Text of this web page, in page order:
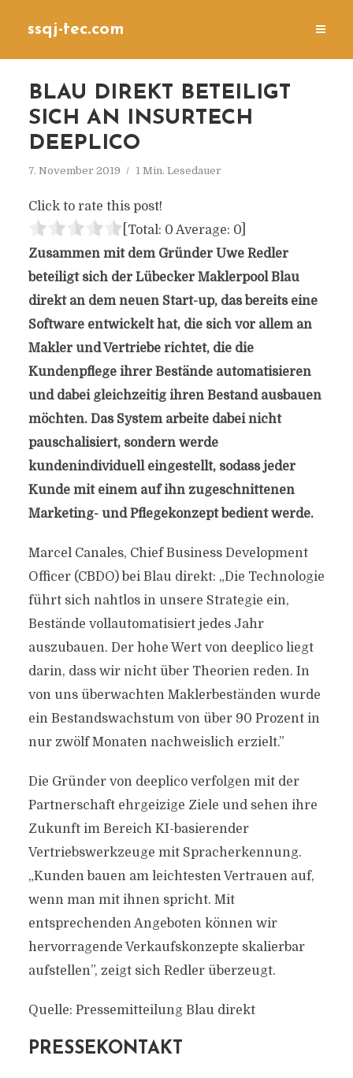
ssqj-tec.com
BLAU DIREKT BETEILIGT
SICH AN INSURTECH
DEEPLICO
7. November 2019 1 Min. Lesedauer
Click to rate this post!
[Total: 0 Average: 0]
Zusammen mit dem Gründer Uwe Redler
beteiligt sich der Lübecker Maklerpool Blau
direkt an dem neuen Start-up, das bereits eine
Software entwickelt hat, die sich vor allem an
Makler und Vertriebe richtet, die die
Kundenpflege ihrer Bestände automatisieren
und dabei gleichzeitig ihren Bestand ausbauen
möchten. Das System arbeite dabei nicht
pauschalisiert, sondern werde
kundenindividuell eingestellt, sodass jeder
Kunde mit einem auf ihn zugeschnittenen
Marketing- und Pflegekonzept bedient werde.
Marcel Canales, Chief Business Development
Officer (CBDO) bei Blau direkt: „Die Technologie
führt sich nahtlos in unsere Strategie ein,
Bestände vollautomatisiert jedes Jahr
auszubauen. Der hohe Wert von deeplico liegt
darin, dass wir nicht über Theorien reden. In
von uns überwachten Maklerbeständen wurde
ein Bestandswachstum von über 90 Prozent in
nur zwölf Monaten nachweislich erzielt.”
Die Gründer von deeplico verfolgen mit der
Partnerschaft ehrgeizige Ziele und sehen ihre
Zukunft im Bereich KI-basierender
Vertriebswerkzeuge mit Spracherkennung.
„Kunden bauen am leichtesten Vertrauen auf,
wenn man mit ihnen spricht. Mit
entsprechenden Angeboten können wir
hervorragende Verkaufskonzepte skalierbar
aufstellen”, zeigt sich Redler überzeugt.
Quelle: Pressemitteilung Blau direkt
PRESSEKONTAKT